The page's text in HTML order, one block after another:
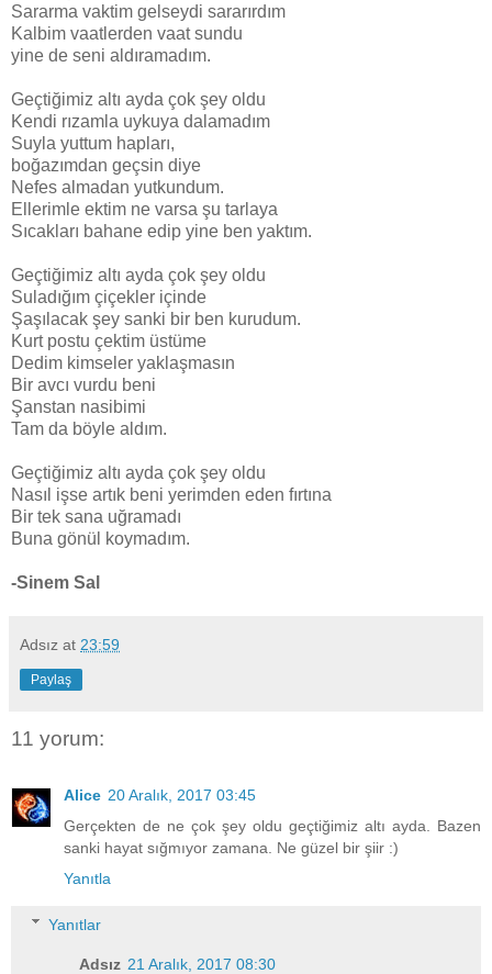
Sararma vaktim gelseydi sararırdım
Kalbim vaatlerden vaat sundu
yine de seni aldıramadım.
Geçtiğimiz altı ayda çok şey oldu
Kendi rızamla uykuya dalamadım
Suyla yuttum hapları,
boğazımdan geçsin diye
Nefes almadan yutkundum.
Ellerimle ektim ne varsa şu tarlaya
Sıcakları bahane edip yine ben yaktım.
Geçtiğimiz altı ayda çok şey oldu
Suladığım çiçekler içinde
Şaşılacak şey sanki bir ben kurudum.
Kurt postu çektim üstüme
Dedim kimseler yaklaşmasın
Bir avcı vurdu beni
Şanstan nasibimi
Tam da böyle aldım.
Geçtiğimiz altı ayda çok şey oldu
Nasıl işse artık beni yerimden eden fırtına
Bir tek sana uğramadı
Buna gönül koymadım.
-Sinem Sal
Adsız at 23:59
Paylaş
11 yorum:
Alice 20 Aralık, 2017 03:45
Gerçekten de ne çok şey oldu geçtiğimiz altı ayda. Bazen
sanki hayat sığmıyor zamana. Ne güzel bir şiir :)
Yanıtla
Yanıtlar
Adsız 21 Aralık, 2017 08:30